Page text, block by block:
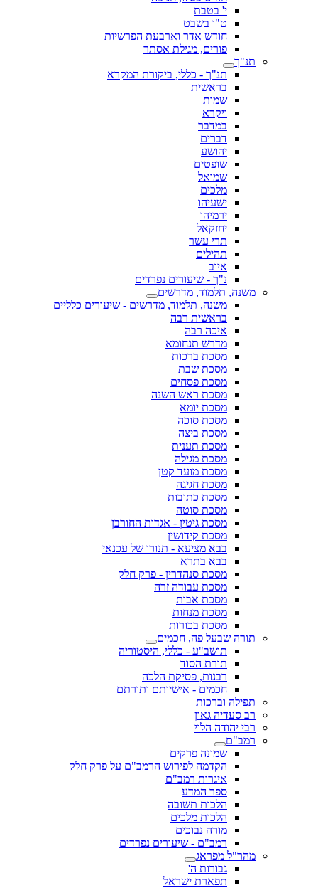
י' בטבת
ט"ו בשבט
חודש אדר וארבעת הפרשיות
פורים, מגילת אסתר
תנ"ך
תנ"ך - כללי, ביקורת המקרא
בראשית
שמות
ויקרא
במדבר
דברים
יהושע
שופטים
שמואל
מלכים
ישעיהו
ירמיהו
יחזקאל
תרי עשר
תהילים
איוב
נ"ך - שיעורים נפרדים
משנה, תלמוד, מדרשים
משנה, תלמוד, מדרשים - שיעורים כלליים
בראשית רבה
איכה רבה
מדרש תנחומא
מסכת ברכות
מסכת שבת
מסכת פסחים
מסכת ראש השנה
מסכת יומא
מסכת סוכה
מסכת ביצה
מסכת תענית
מסכת מגילה
מסכת מועד קטן
מסכת חגיגה
מסכת כתובות
מסכת סוטה
מסכת גיטין - אגדות החורבן
מסכת קידושין
בבא מציעא - תנורו של עכנאי
בבא בתרא
מסכת סנהדרין - פרק חלק
מסכת עבודה זרה
מסכת אבות
מסכת מנחות
מסכת בכורות
תורה שבעל פה, חכמים
תושב"ע - כללי, היסטוריה
תורת הסוד
רבנות, פסיקת הלכה
חכמים - אישיותם ותורתם
תפילה וברכות
רב סעדיה גאון
רבי יהודה הלוי
רמב"ם
שמונה פרקים
הקדמה לפירוש הרמב"ם על פרק חלק
איגרות רמב"ם
ספר המדע
הלכות תשובה
הלכות מלכים
מורה נבוכים
רמב"ם - שיעורים נפרדים
מהר"ל מפראג
גבורות ה'
תפארת ישראל